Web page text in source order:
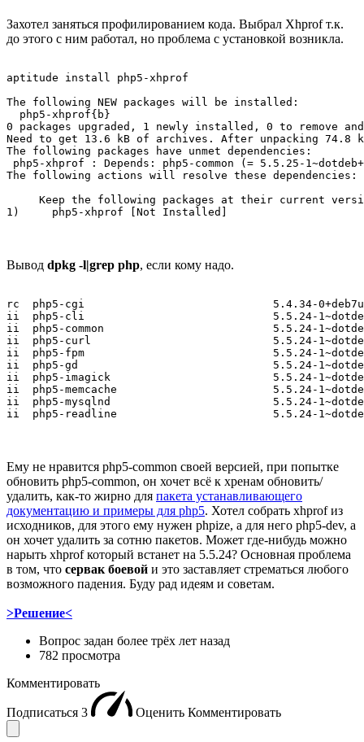
Захотел заняться профилированием кода. Выбрал Xhprof т.к.
до этого с ним работал, но проблема с установкой возникла.
aptitude install php5-xhprof
The following NEW packages will be installed:
  php5-xhprof{b}
0 packages upgraded, 1 newly installed, 0 to remove
Need to get 13.6 kB of archives. After unpacking 74.8
The following packages have unmet dependencies:
php5-xhprof : Depends: php5-common (= 5.5.25-
The following actions will resolve these dependencies:
Keep the following packages at their current
1)     php5-xhprof [Not Installed]
Вывод dpkg -l|grep php, если кому надо.
rc  php5-cgi                             5.4.34-0+deb7u1
ii  php5-cli                             5.5.24-
ii  php5-common                          5.5.24-
ii  php5-curl                            5.5.24-
ii  php5-fpm                             5.5.24-
ii  php5-gd                              5.5.24-
ii  php5-imagick                         5.5.24-
ii  php5-memcache                        5.5.24-
ii  php5-mysqlnd                         5.5.24-
ii  php5-readline                        5.5.24-
Ему не нравится php5-common своей версией, при попытке
обновить php5-common, он хочет всё к хренам обновить/
удалить, как-то жирно для пакета устанавливающего
документацию и примеры для php5. Хотел собрать xhprof из
исходников, для этого ему нужен phpize, а для него php5-dev, а
он хочет удалить за сотню пакетов. Может где-нибудь можно
нарыть xhprof который встанет на 5.5.24? Основная проблема
в том, что сервак боевой и это заставляет стрематься любого
возможного падения. Буду рад идеям и советам.
>Решение<
Вопрос задан более трёх лет назад
782 просмотра
Комментировать
Подписаться 3 Оценить Комментировать